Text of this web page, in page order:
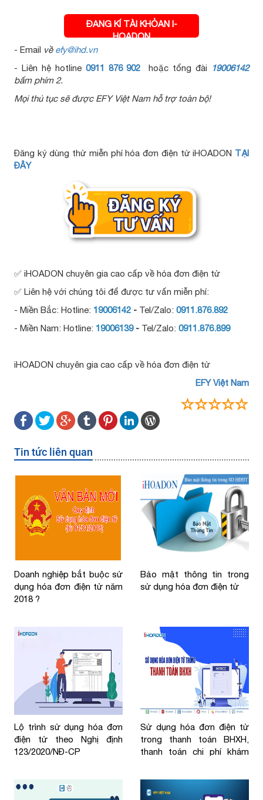
ÐANG KÍ TÀI KHỎAN I-
HOADON
- Email về efy@ihd.vn
- Liên hệ hotline 0911 876 902 hoặc tổng đài
19006142
bấm phím 2.
Mọi thủ tục sẽ được EFY Việt Nam hỗ trợ toàn bộ!
Đăng ký dùng thử miễn phí hóa đơn điện tử iHOADON TẠI
ĐÂY
✅ iHOADON chuyên gia cao cấp về hóa đơn điện tử
✅ Liên hệ với chúng tôi để được tư vấn miễn phí:
- Miền Bắc: Hotline: 19006142 - Tel/Zalo: 0911.876.892
- Miền Nam: Hotline: 19006139 - Tel/Zalo: 0911.876.899
iHOADON chuyên gia cao cấp về hóa đơn điện tử
EFY Việt Nam
Tin tức liên quan
Doanh nghiệp bắt buộc sử
dụng hóa đơn điện tử năm
2018 ?
Bảo mật thông tin trong
sử dụng hóa đơn điện tử
Lộ trình sử dụng hóa đơn
điện tử theo Nghị định
123/2020/NĐ-CP
Sử dụng hóa đơn điện tử
trong thanh toán BHXH,
thanh toán chi phí khám